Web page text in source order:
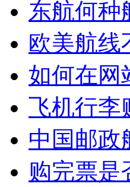
东航何种
欧美航线
如何在网
飞机行李
中国邮政
购完票是